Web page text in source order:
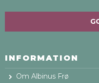
INFORMATION
Om Albinus Frø